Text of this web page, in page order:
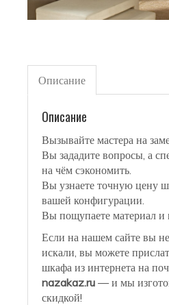
Описание
Описание
Вызывайте мастера на
Вы зададите вопросы, а
на чём сэкономить.
Вы узнаете точную цену
вашей конфигурации.
Вы пощупаете материал и
Если на нашем сайте вы
искали, вы можете
шкафа из интернета на
nazakaz.ru — и мы
скидкой!